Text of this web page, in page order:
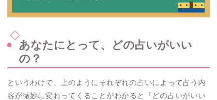
あなたにとって、どの占いがいい
の？
というわけで、上のようにそれぞれの占いによって占う内
容が微妙に変わってくることがわかると「どの占いがいい